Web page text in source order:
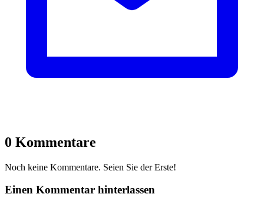
0 Kommentare
Noch keine Kommentare. Seien Sie der Erste!
Einen Kommentar hinterlassen